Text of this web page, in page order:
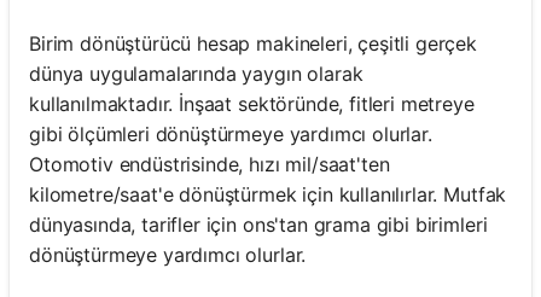
Birim dönüştürücü hesap makineleri, çeşitli gerçek
dünya uygulamalarında yaygın olarak
kullanılmaktadır. İnşaat sektöründe, fitleri metreye
gibi ölçümleri dönüştürmeye yardımcı olurlar.
Otomotiv endüstrisinde, hızı mil/saat'ten
kilometre/saat'e dönüştürmek için kullanılırlar. Mutfak
dünyasında, tarifler için ons'tan grama gibi birimleri
dönüştürmeye yardımcı olurlar.